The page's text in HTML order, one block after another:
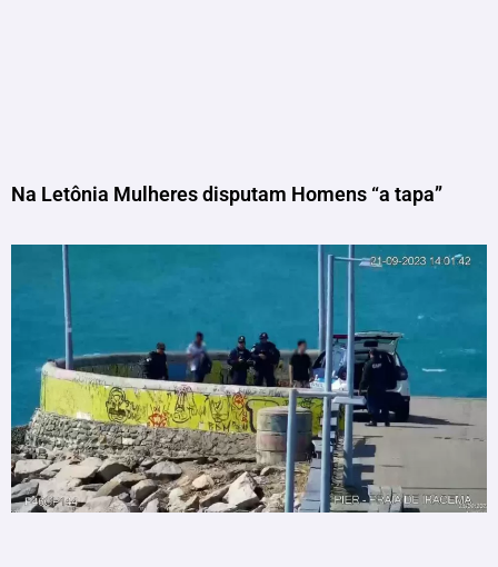
Na Letônia Mulheres disputam Homens “a tapa”